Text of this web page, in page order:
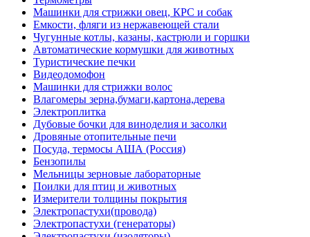
Машинки для стрижки овец, КРС и собак
Емкости, фляги из нержавеющей стали
Чугунные котлы, казаны, кастрюли и горшки
Автоматические кормушки для животных
Туристические печки
Видеодомофон
Машинки для стрижки волос
Влагомеры зерна,бумаги,картона,дерева
Электроплитка
Дубовые бочки для виноделия и засолки
Дровяные отопительные печи
Посуда, термосы АША (Россия)
Бензопилы
Мельницы зерновые лабораторные
Поилки для птиц и животных
Измерители толщины покрытия
Электропастухи(провода)
Электропастухи (генераторы)